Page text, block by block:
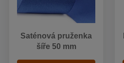
Saténová pruženka
šíře 50 mm